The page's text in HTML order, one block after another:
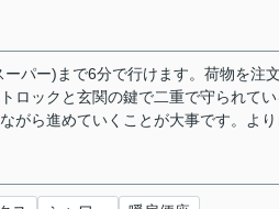
パー)まで6分で行けます。荷物を注
ロックと玄関の鍵で二重で守られて
がら進めていくことが大事です。よ